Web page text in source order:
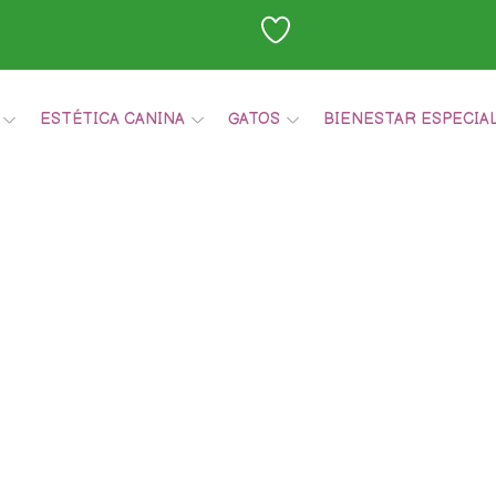
ESTÉTICA CANINA GATOS BIENESTAR